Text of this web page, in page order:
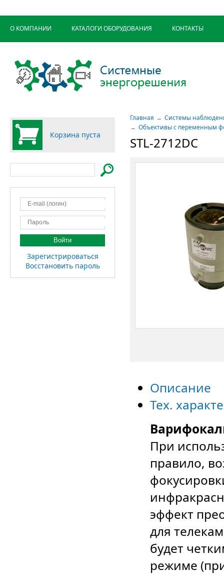
О КОМПАНИИ КАТАЛОГИ ОБОРУДОВАНИЯ КОНТАКТЫ
Главная
Системы
Объективы с переменным
STL-2712DC
Описание
Тех.
При
правило,
эффект
для
будет
режиме
Корзина пуста
Войти
Зарегистрироваться
Восстановить пароль